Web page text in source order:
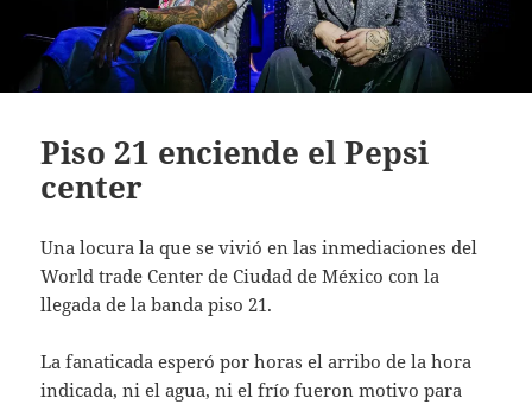
Piso 21 enciende el Pepsi
center
Una locura la que se vivió en las inmediaciones del
World trade Center de Ciudad de México con la
llegada de la banda piso 21.
La fanaticada esperó por horas el arribo de la hora
indicada, ni el agua, ni el frío fueron motivo para